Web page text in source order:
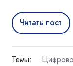
Читать пост
Темы: